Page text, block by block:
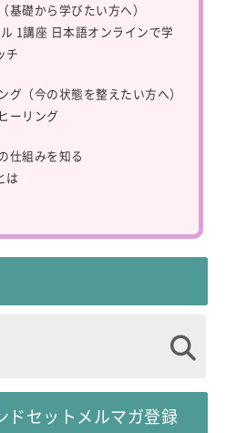
礎から学びたい方へ）
1講座 日本語オンラインで学
チ
（今の状態を整えたい方へ）
ーリング
仕組みを知る
は
ドセットメルマガ登録